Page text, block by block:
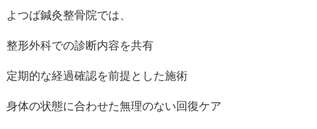
よつば鍼灸整骨院では、
整形外科での診断内容を共有
定期的な経過確認を前提とした施術
身体の状態に合わせた無理のない回復ケア